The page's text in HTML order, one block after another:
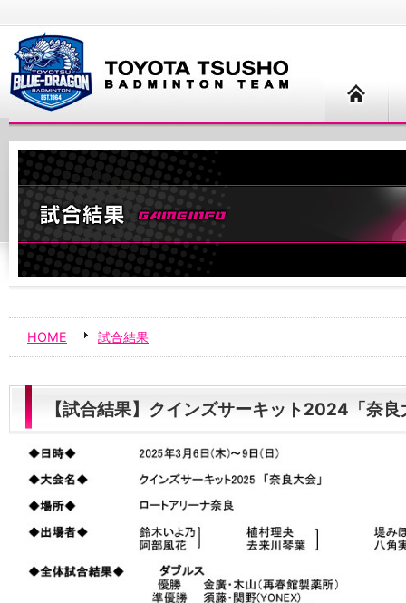
HOME 試合結果
【試合結果】クインズサーキット2024「奈